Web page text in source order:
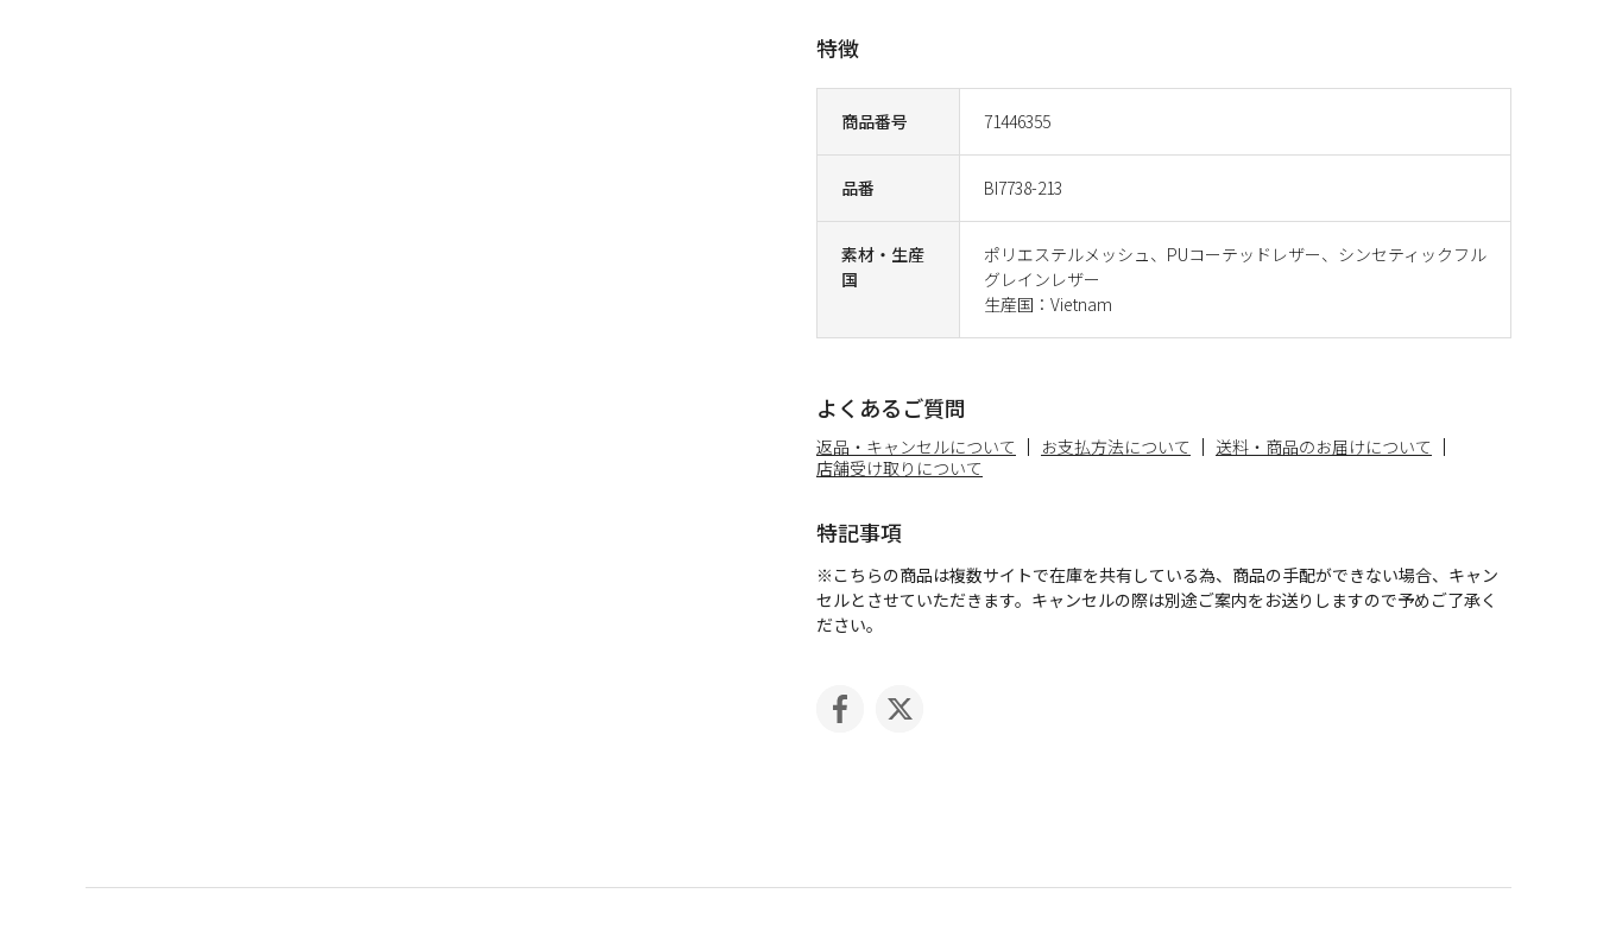
商品番号 71446355
品番 BI7738-213
素材・生産
国
ポリエステルメッシュ、PUコーテッドレザー、シンセティックフル
グレインレザー
生産国：Vietnam
特徴
よくあるご質問
返品・キャンセルについて お支払方法について
送料・商品のお届けについて
店舗受け取りについて
特記事項
※こちらの商品は複数サイトで在庫を共有している為、商品の手配ができない場合、キャン
セルとさせていただきます。キャンセルの際は別途ご案内をお送りしますので予めご了承く
ださい。